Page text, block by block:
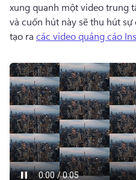
xung quanh một video trung
và cuốn hút này sẽ thu hút
tạo ra các video quảng cáo